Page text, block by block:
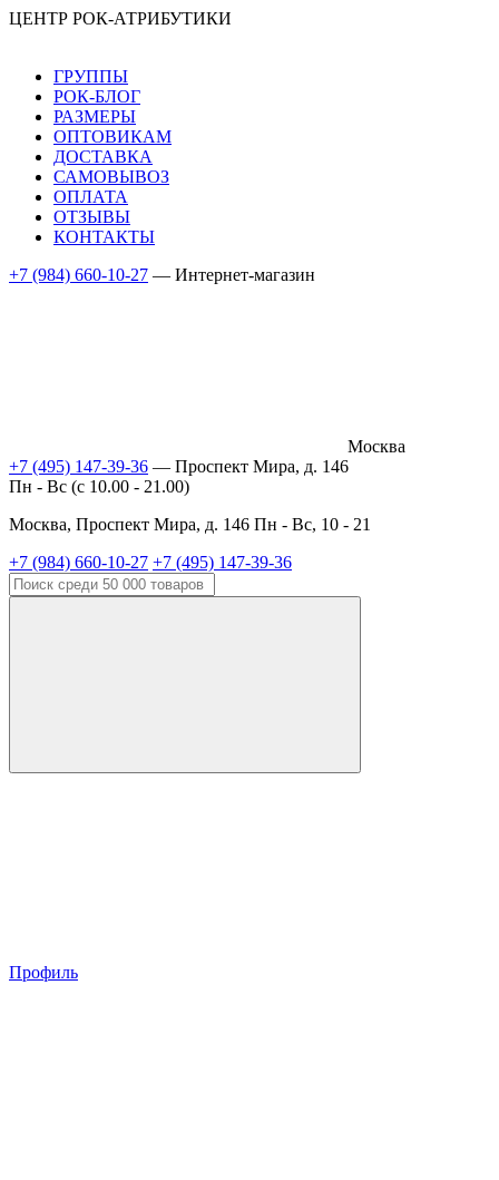
ЦЕНТР РОК-АТРИБУТИКИ
ГРУППЫ
РОК-БЛОГ
РАЗМЕРЫ
ОПТОВИКАМ
ДОСТАВКА
САМОВЫВОЗ
ОПЛАТА
ОТЗЫВЫ
КОНТАКТЫ
+7 (984) 660-10-27 — Интернет-магазин
Москва
+7 (495) 147-39-36 — Проспект Мира, д. 146
Пн - Вс (c 10.00 - 21.00)
Москва, Проспект Мира, д. 146 Пн - Вс, 10 - 21
+7 (984) 660-10-27 +7 (495) 147-39-36
Профиль